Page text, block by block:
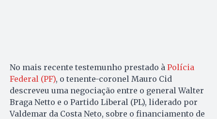
No mais recente testemunho prestado à Polícia
Federal (PF), o tenente-coronel Mauro Cid
descreveu uma negociação entre o general Walter
Braga Netto e o Partido Liberal (PL), liderado por
Valdemar da Costa Neto, sobre o financiamento de